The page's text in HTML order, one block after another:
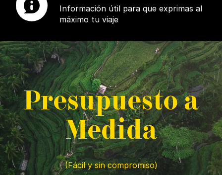
Información útil para que exprimas al
máximo tu viaje
Presupuesto a
Medida
(Fácil y sin compromiso)